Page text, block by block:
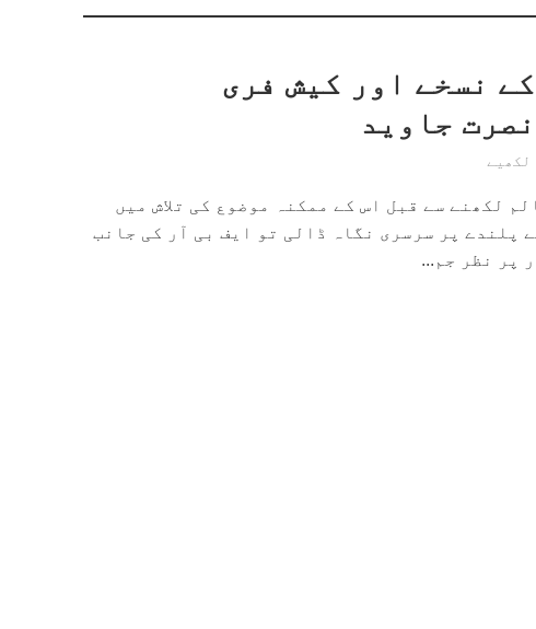
کے نسخے اور کیش فری
جاوید
لکھیے
لکھنے سے قبل اس کے ممکنہ موضوع کی تلاش میں
پلندے پر سرسری نگاہ ڈالی تو ایف بی آر کی جانب
پر نظر جم...